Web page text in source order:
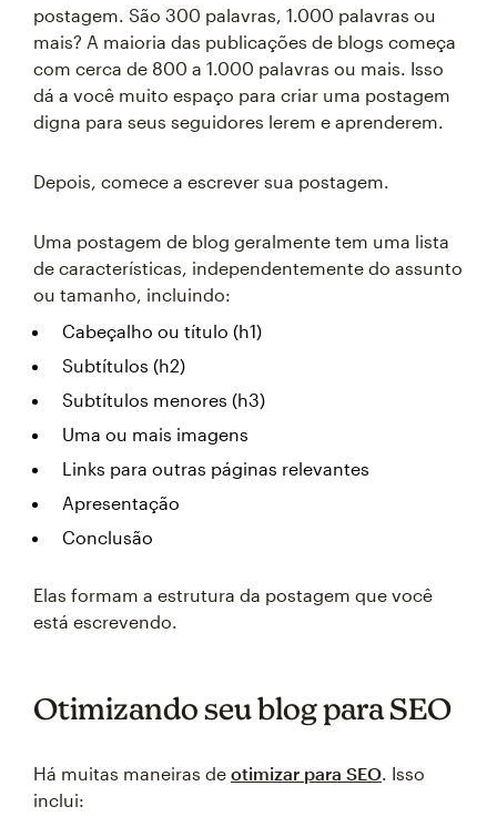
postagem. São 300 palavras, 1.000 palavras ou
mais? A maioria das publicações de blogs começa
com cerca de 800 a 1.000 palavras ou mais. Isso
dá a você muito espaço para criar uma postagem
digna para seus seguidores lerem e aprenderem.
Depois, comece a escrever sua postagem.
Uma postagem de blog geralmente tem uma lista
de características, independentemente do assunto
ou tamanho, incluindo:
Cabeçalho ou título (h1)
Subtítulos (h2)
Subtítulos menores (h3)
Uma ou mais imagens
Links para outras páginas relevantes
Apresentação
Conclusão
Elas formam a estrutura da postagem que você
está escrevendo.
Otimizando seu blog para SEO
Há muitas maneiras de otimizar para SEO. Isso
inclui: